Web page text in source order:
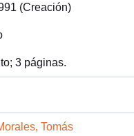
(Creación)
3 páginas.
Tomás